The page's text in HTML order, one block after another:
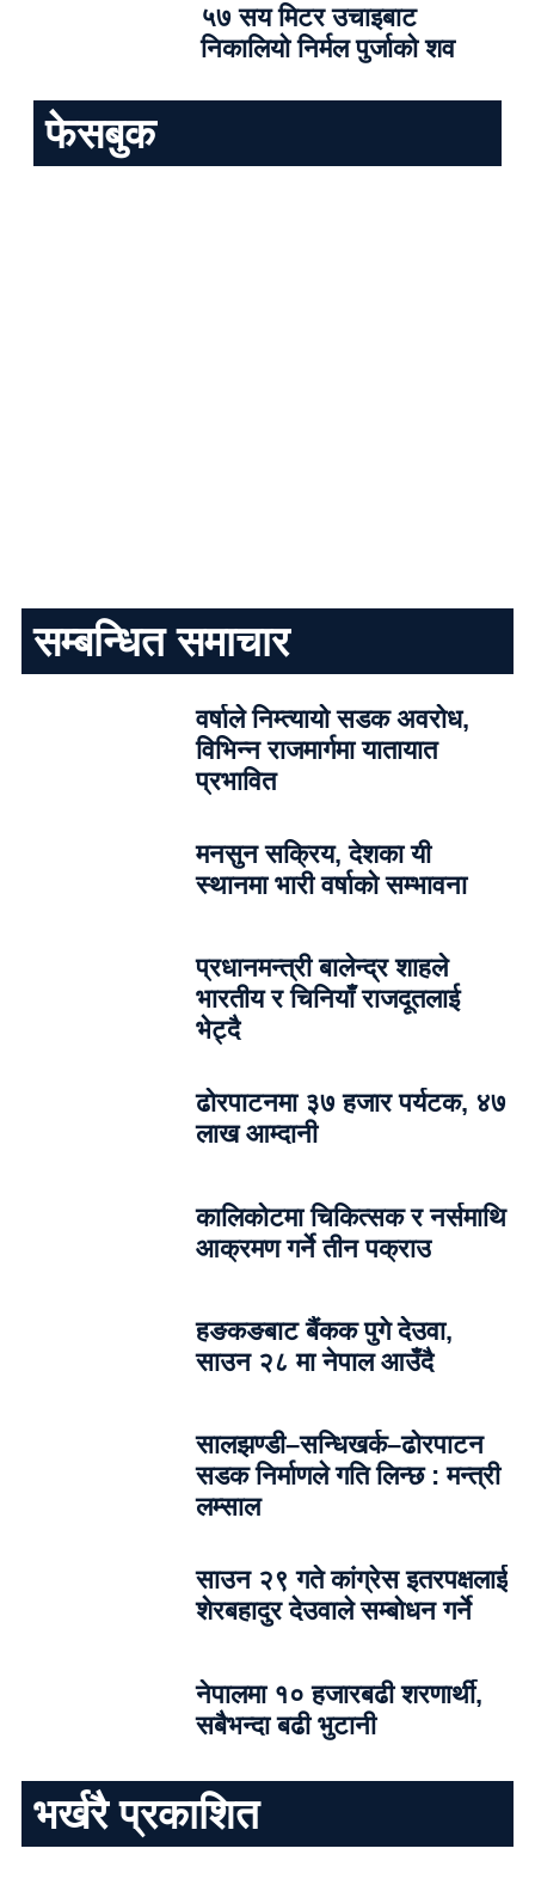
५७ सय मिटर उचाइबाट
निकालियो निर्मल पुर्जाको शव
फेसबुक
सम्बन्धित समाचार
वर्षाले निम्त्यायो सडक अवरोध,
विभिन्न राजमार्गमा यातायात
प्रभावित
मनसुन सक्रिय, देशका यी
स्थानमा भारी वर्षाको सम्भावना
प्रधानमन्त्री बालेन्द्र शाहले
भारतीय र चिनियाँ राजदूतलाई
भेट्दै
ढोरपाटनमा ३७ हजार पर्यटक, ४७
लाख आम्दानी
कालिकोटमा चिकित्सक र नर्समाथि
आक्रमण गर्ने तीन पक्राउ
हङकङबाट बैंकक पुगे देउवा,
साउन २८ मा नेपाल आउँदै
सालझण्डी–सन्धिखर्क–ढोरपाटन
सडक निर्माणले गति लिन्छ : मन्त्री
लम्साल
साउन २९ गते कांग्रेस इतरपक्षलाई
शेरबहादुर देउवाले सम्बोधन गर्ने
नेपालमा १० हजारबढी शरणार्थी,
सबैभन्दा बढी भुटानी
भर्खरै प्रकाशित